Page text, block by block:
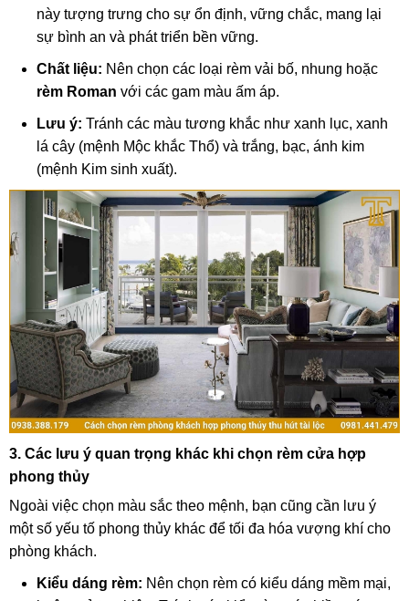
này tượng trưng cho sự ổn định, vững chắc, mang lại
sự bình an và phát triển bền vững.
Chất liệu: Nên chọn các loại rèm vải bố, nhung hoặc
rèm Roman với các gam màu ấm áp.
Lưu ý: Tránh các màu tương khắc như xanh lục, xanh
lá cây (mệnh Mộc khắc Thổ) và trắng, bạc, ánh kim
(mệnh Kim sinh xuất).
3. Các lưu ý quan trọng khác khi chọn rèm cửa hợp
phong thủy
Ngoài việc chọn màu sắc theo mệnh, bạn cũng cần lưu ý
một số yếu tố phong thủy khác để tối đa hóa vượng khí cho
phòng khách.
Kiểu dáng rèm: Nên chọn rèm có kiểu dáng mềm mại,